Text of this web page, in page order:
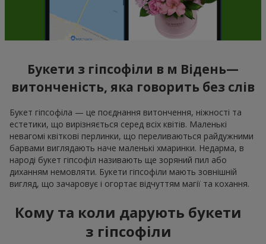
Букети з гіпсофіли в м Відень—
витонченість, яка говорить без слів
Букет гіпсофіла — це поєднання витончення, ніжності та
естетики, що вирізняється серед всіх квітів. Маленькі
невагомі квіткові перлинки, що переливаються райдужними
барвами виглядають наче маленькі хмаринки. Недарма, в
народі букет гіпсофіл називають ще зоряний пил або
диханням немовляти. Букети гіпсофіли мають зовнішній
вигляд, що зачаровує і огортає відчуттям магії та кохання.
Кому та коли дарують букети
з гіпсофіли